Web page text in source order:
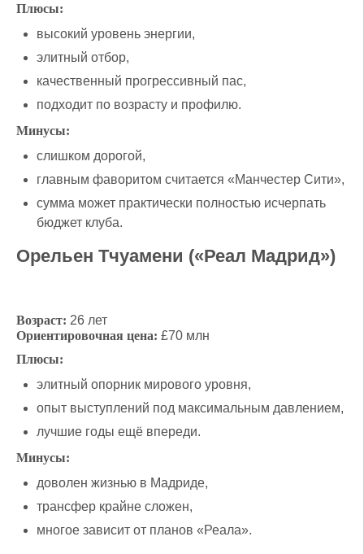
Плюсы:
высокий уровень энергии,
элитный отбор,
качественный прогрессивный пас,
подходит по возрасту и профилю.
Минусы:
слишком дорогой,
главным фаворитом считается «Манчестер Сити»,
сумма может практически полностью исчерпать
бюджет клуба.
Орельен Тчуамени («Реал Мадрид»)
Возраст: 26 лет
Ориентировочная цена: £70 млн
Плюсы:
элитный опорник мирового уровня,
опыт выступлений под максимальным давлением,
лучшие годы ещё впереди.
Минусы:
доволен жизнью в Мадриде,
трансфер крайне сложен,
многое зависит от планов «Реала».